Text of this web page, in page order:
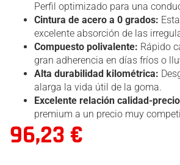
Perfil optimizado para una
Cintura de acero a 0 grados:
excelente absorción de las
Compuesto polivalente: Rápido
gran adherencia en días fríos o
Alta durabilidad kilométrica:
alarga la vida útil de la goma.
Excelente relación calidad-
premium a un precio muy
96,23 €